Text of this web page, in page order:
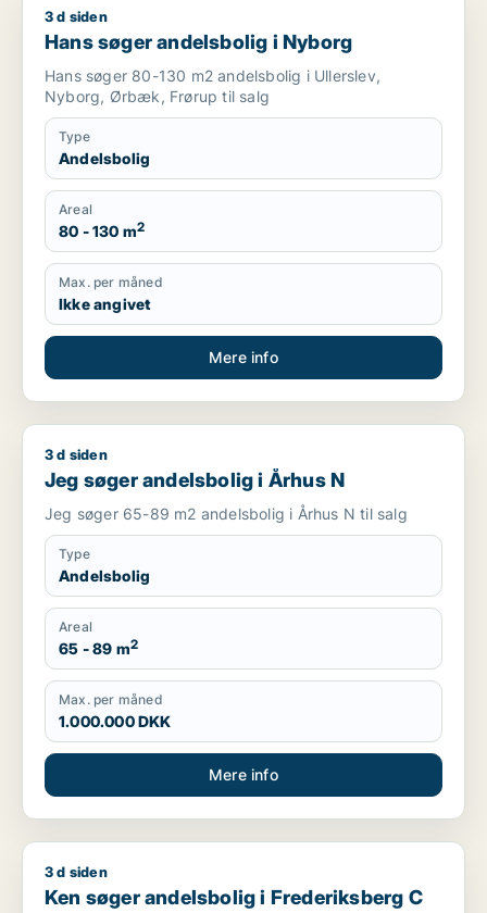
Hans søger andelsbolig i Nyborg
3 d siden
Hans søger andelsbolig i Nyborg
Hans søger 80-130 m2 andelsbolig i Ullerslev,
Nyborg, Ørbæk, Frørup til salg
Type
Andelsbolig
Areal
80 - 130 m2
Max. per måned
Ikke angivet
Mere info
Jeg søger andelsbolig i Århus N
3 d siden
Jeg søger andelsbolig i Århus N
Jeg søger 65-89 m2 andelsbolig i Århus N til salg
Type
Andelsbolig
Areal
65 - 89 m2
Max. per måned
1.000.000 DKK
Mere info
Ken søger andelsbolig i Frederiksberg C
3 d siden
Ken søger andelsbolig i Frederiksberg C